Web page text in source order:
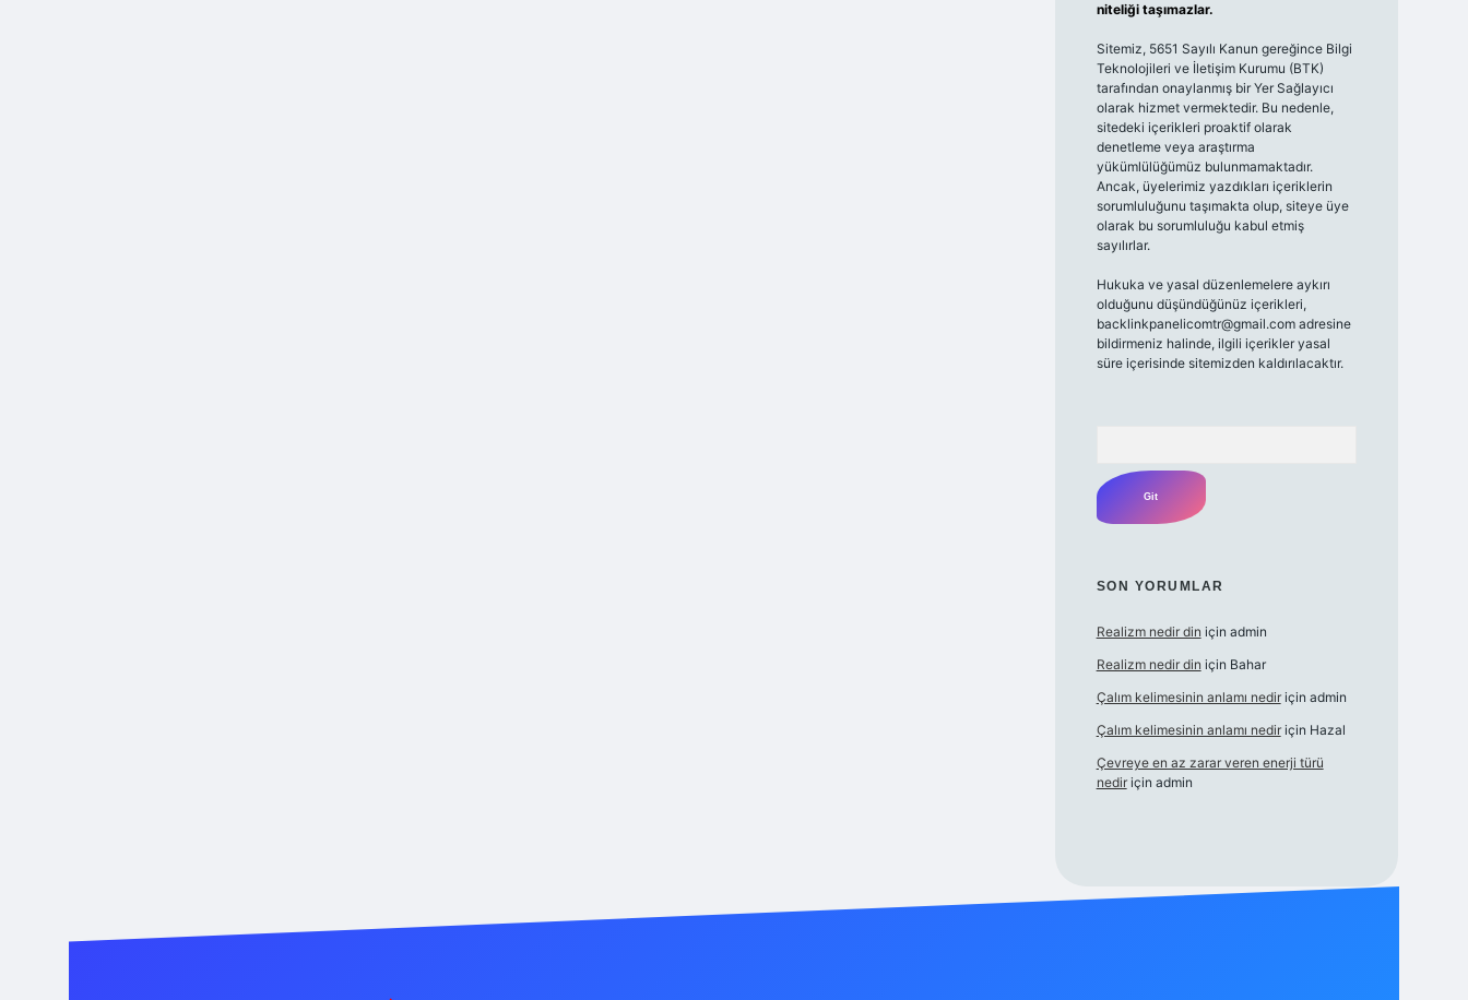
niteliği taşımazlar.
Sitemiz, 5651 Sayılı Kanun gereğince Bilgi
Teknolojileri ve İletişim Kurumu (BTK)
tarafından onaylanmış bir Yer Sağlayıcı
olarak hizmet vermektedir. Bu nedenle,
sitedeki içerikleri proaktif olarak
denetleme veya araştırma
yükümlülüğümüz bulunmamaktadır.
Ancak, üyelerimiz yazdıkları içeriklerin
sorumluluğunu taşımakta olup, siteye üye
olarak bu sorumluluğu kabul etmiş
sayılırlar.
Hukuka ve yasal düzenlemelere aykırı
olduğunu düşündüğünüz içerikleri,
backlinkpanelicomtr@gmail.comadresine
bildirmeniz halinde, ilgili içerikler yasal
süre içerisinde sitemizden kaldırılacaktır.
SON YORUMLAR
Realizm nedir din için admin
Realizm nedir din için Bahar
Çalım kelimesinin anlamı nediriçin admin
Çalım kelimesinin anlamı nediriçin Hazal
Çevreye en az zarar veren enerji türü
nediriçin admin